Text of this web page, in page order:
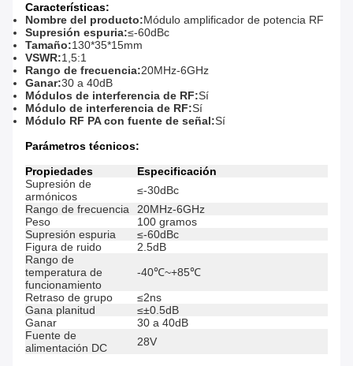
Características:
Nombre del producto:Módulo amplificador de potencia RF
Supresión espuria:≤-60dBc
Tamaño:130*35*15mm
VSWR:1,5:1
Rango de frecuencia:20MHz-6GHz
Ganar:30 a 40dB
Módulos de interferencia de RF:Sí
Módulo de interferencia de RF:Sí
Módulo RF PA con fuente de señal:Sí
Parámetros técnicos:
Propiedades
Especificación
Supresión de
armónicos
≤-30dBc
Rango de frecuencia
20MHz-6GHz
Peso
100 gramos
Supresión espuria
≤-60dBc
Figura de ruido
2.5dB
Rango de
temperatura de
funcionamiento
-40℃~+85℃
Retraso de grupo
≤2ns
Gana planitud
≤±0.5dB
Ganar
30 a 40dB
Fuente de
alimentación DC
28V